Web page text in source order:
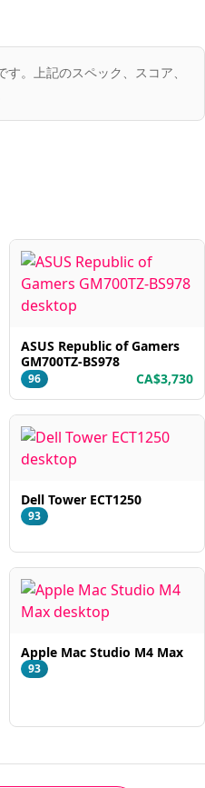
。上記のスペック、スコア、
ASUS Republic of Gamers
GM700TZ-BS978
96 CA$3,730
Dell Tower ECT1250
93
Apple Mac Studio M4 Max
93